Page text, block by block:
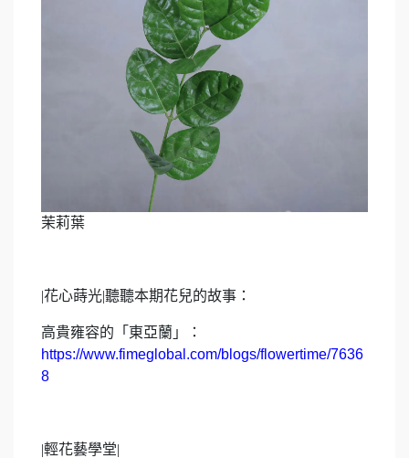
茉莉葉
|花心蒔光|聽聽本期花兒的故事：
高貴雍容的「東亞蘭」：
https://www.fimeglobal.com/blogs/flowertime/7636
8
|輕花藝學堂|